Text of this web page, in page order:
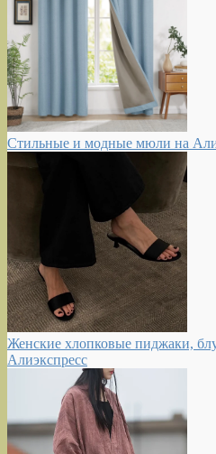
Стильные и модные мюли на
Женские хлопковые пиджаки,
Алиэкспресс